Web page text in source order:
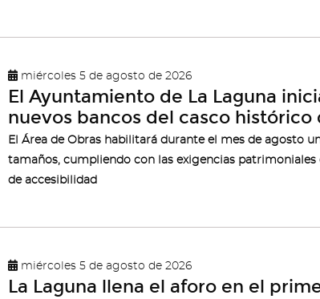
miércoles 5 de agosto de 2026
El Ayuntamiento de La Laguna
nuevos bancos del casco histórico
El Área de Obras habilitará durante el mes de agosto
tamaños, cumpliendo con las exigencias
de accesibilidad
miércoles 5 de agosto de 2026
La Laguna llena el aforo en el